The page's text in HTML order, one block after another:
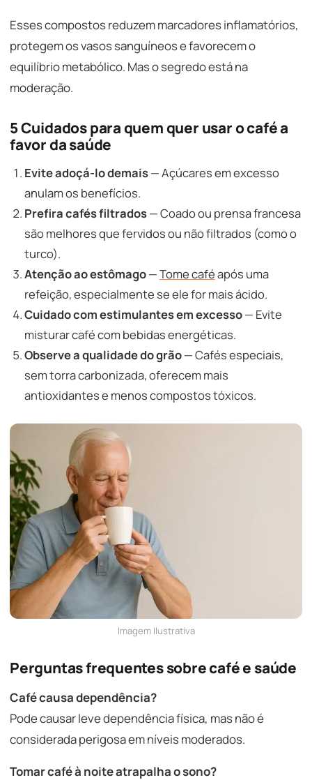
Esses compostos reduzem marcadores inflamatórios,
protegem os vasos sanguíneos e favorecem o
equilíbrio metabólico. Mas o segredo está na
moderação.
5 Cuidados para quem quer usar o café a
favor da saúde
Evite adoçá-lo demais— Açúcares em excesso
anulam os benefícios.
Prefira cafés filtrados— Coado ou prensa francesa
são melhores que fervidos ou não filtrados (como o
turco).
Atenção ao estômago—Tome caféapós uma
refeição, especialmente se ele for mais ácido.
Cuidado com estimulantes em excesso— Evite
misturar café com bebidas energéticas.
Observe a qualidade do grão— Cafés especiais,
sem torra carbonizada, oferecem mais
antioxidantes e menos compostos tóxicos.
Imagem Ilustrativa
Perguntas frequentes sobre café e saúde
Café causa dependência?
Pode causar leve dependência física, mas não é
considerada perigosa em níveis moderados.
Tomar café à noite atrapalha o sono?